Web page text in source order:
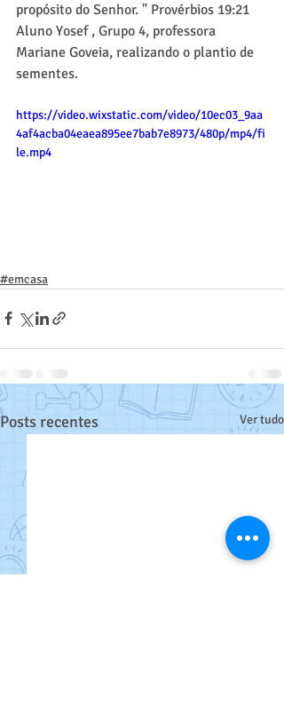
propósito do Senhor. " Provérbios 19:21
Aluno Yosef , Grupo 4, professora
Mariane Goveia, realizando o plantio de
sementes.
https://video.wixstatic.com/video/10ec03_9aa
4af4acba04eaea895ee7bab7e8973/480p/mp4/fi
le.mp4
#emcasa
Posts recentes Ver tudo